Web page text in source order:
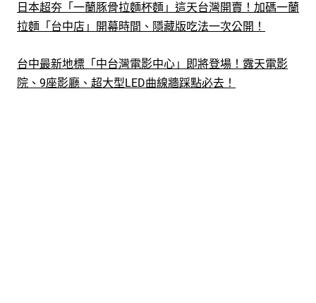
日本超夯「一蘭豚骨拉麵杯麵」這天台灣開賣！加碼一蘭
拉麵「台中店」開幕時間、隱藏版吃法一次公開！
台中最新地標「中台灣電影中心」即將登場！露天電影
院、9座影廳、超大型LED曲線牆踩點必去！